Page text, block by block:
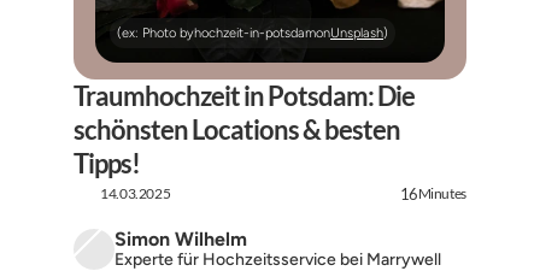
(ex: Photo byhochzeit-in-potsdamonUnsplash)
Traumhochzeit in Potsdam: Die
schönsten Locations & besten
Tipps!
14.03.2025 16Minutes
Simon Wilhelm
Experte für Hochzeitsservice bei Marrywell